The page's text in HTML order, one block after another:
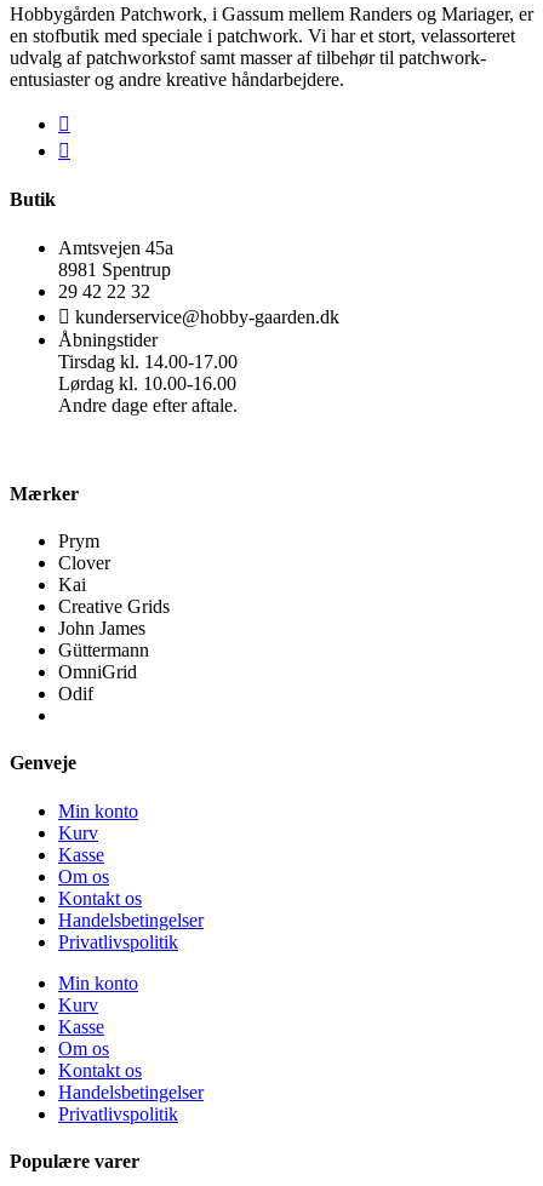
Hobbygården Patchwork, i Gassum mellem Randers og Mariager, er
en stofbutik med speciale i patchwork. Vi har et stort, velassorteret
udvalg af patchworkstof samt masser af tilbehør til patchwork-
entusiaster og andre kreative håndarbejdere.
Butik
Amtsvejen 45a
8981 Spentrup
29 42 22 32
kunderservice@hobby-gaarden.dk
Åbningstider
Tirsdag kl. 14.00-17.00
Lørdag kl. 10.00-16.00
Andre dage efter aftale.
Mærker
Prym
Clover
Kai
Creative Grids
John James
Güttermann
OmniGrid
Odif
Genveje
Min konto
Kurv
Kasse
Om os
Kontakt os
Handelsbetingelser
Privatlivspolitik
Min konto
Kurv
Kasse
Om os
Kontakt os
Handelsbetingelser
Privatlivspolitik
Populære varer